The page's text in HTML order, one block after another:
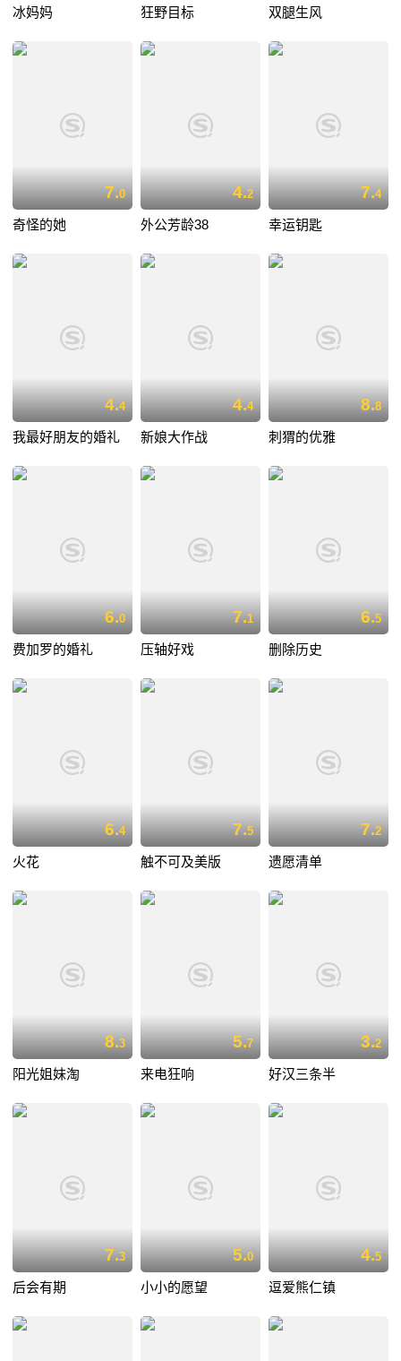
冰妈妈 狂野目标 双腿生风
7.0
奇怪的她
4.2
外公芳龄38
7.4
幸运钥匙
4.4
我最好朋友的婚礼
4.4
新娘大作战
8.8
刺猬的优雅
6.0
费加罗的婚礼
7.1
压轴好戏
6.5
删除历史
6.4
火花
7.5
触不可及美版
7.2
遗愿清单
8.3
阳光姐妹淘
5.7
来电狂响
3.2
好汉三条半
7.3
后会有期
5.0
小小的愿望
4.5
逗爱熊仁镇